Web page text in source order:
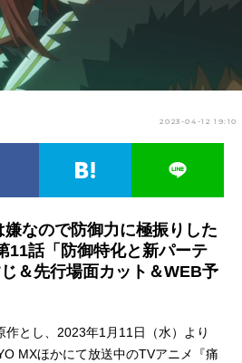
実写化映画一覧
夏アニメ
2023-04-12 19:10
なので防御力に極振りした
11話「防御特化と新パーテ
＆先行場面カット＆WEB予
作とし、2023年1月11日（水）より
MXほかにて放送中のTVアニメ『痛